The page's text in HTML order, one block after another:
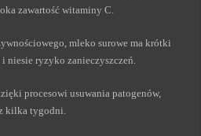
zawartość witaminy C.
mleko surowe ma krótki
niesie ryzyko zanieczyszczeń.
procesowi usuwania patogenów,
kilka tygodni.